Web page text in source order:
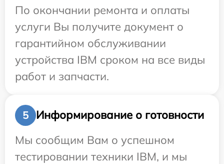
По окончании ремонта и оплаты
услуги Вы получите документ о
гарантийном обслуживании
устройства IBM сроком на все виды
работ и запчасти.
5
Информирование о готовности
Мы сообщим Вам о успешном
тестировании техники IBM, и мы